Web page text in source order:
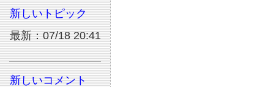
新しいトピック
最新：07/18 20:41
新しいコメント